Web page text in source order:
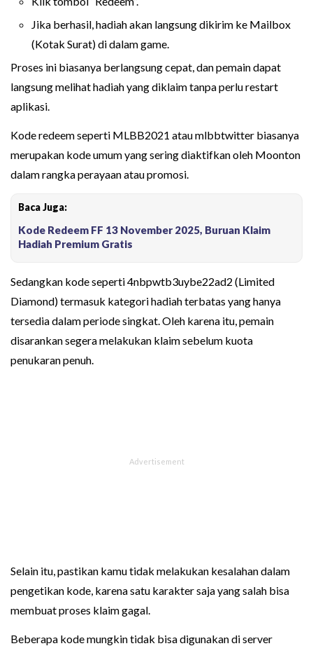
Jika berhasil, hadiah akan langsung dikirim ke Mailbox
(Kotak Surat) di dalam game.
Proses ini biasanya berlangsung cepat, dan pemain dapat
langsung melihat hadiah yang diklaim tanpa perlu restart
aplikasi.
Kode redeem seperti MLBB2021 atau mlbbtwitter biasanya
merupakan kode umum yang sering diaktifkan oleh Moonton
dalam rangka perayaan atau promosi.
Baca Juga:
Kode Redeem FF 13 November 2025, Buruan Klaim
Hadiah Premium Gratis
Sedangkan kode seperti 4nbpwtb3uybe22ad2 (Limited
Diamond) termasuk kategori hadiah terbatas yang hanya
tersedia dalam periode singkat. Oleh karena itu, pemain
disarankan segera melakukan klaim sebelum kuota
penukaran penuh.
Selain itu, pastikan kamu tidak melakukan kesalahan dalam
pengetikan kode, karena satu karakter saja yang salah bisa
membuat proses klaim gagal.
Beberapa kode mungkin tidak bisa digunakan di server